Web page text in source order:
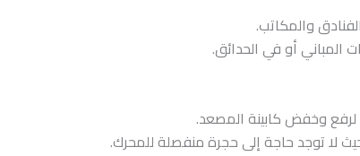
والمكاتب.
المباني أو في الحدائق.
لرفع وخفض كابينة المصعد.
لا توجد حاجة إلى حجرة منفصلة للمحرك.